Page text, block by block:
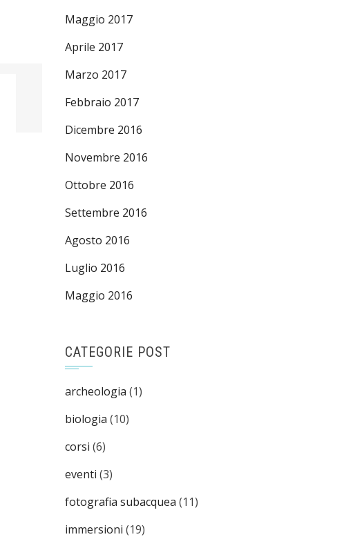
Maggio 2017
Aprile 2017
Marzo 2017
Febbraio 2017
Dicembre 2016
Novembre 2016
Ottobre 2016
Settembre 2016
Agosto 2016
Luglio 2016
Maggio 2016
CATEGORIE POST
archeologia (1)
biologia (10)
corsi (6)
eventi (3)
fotografia subacquea (11)
immersioni (19)